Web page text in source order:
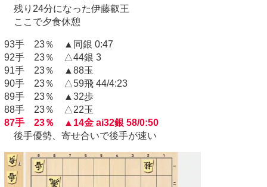
残り24分になった伊藤叡王
ここで夕食休憩
93手 23％ ▲同銀 0:47
92手 23％ △44銀 3
91手 23％ ▲88玉
90手 23％ △59飛 44/4:23
89手 23％ ▲32歩
88手 23％ △22玉
87手 23％ ▲14金 ai32銀 58/0:50
後手優勢、寄せ合いで後手が速い